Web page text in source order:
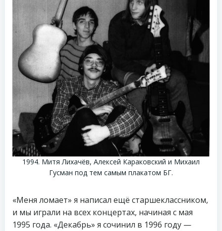
1994. Митя Лихачёв, Алексей Караковский и Михаил
Гусман под тем самым плакатом БГ.
«Меня ломает» я написал ещё старшеклассником,
и мы играли на всех концертах, начиная с мая
1995 года. «Декабрь» я сочинил в 1996 году —